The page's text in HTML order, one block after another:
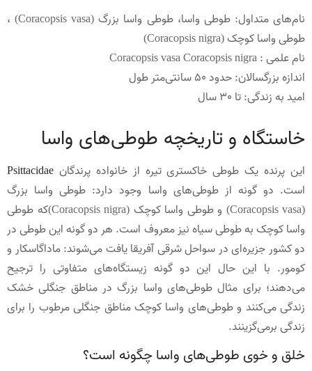
نام‌های متداول: طوطی واسا، طوطی واسا بزرگ (Coracopsis vasa) ،
طوطی واسا کوچک (Coracopsis nigra)
نام علمی : Coracopsis vasa Coracopsis nigra
اندازه بزرگسالان: حدود 50 سانتی‌متر طول
امید به زندگی: تا 30 سال
خاستگاه و تاریخچه طوطی‌های واسا
این پرنده یک طوطی خاکستری تیره از خانواده پرندگان Psittacidae
است. دو گونه از طوطی‌های واسا وجود دارد: طوطی واسا بزرگ
(Coracopsis vasa) و طوطی واسا کوچک (Coracopsis nigra)که طوطی
واسا کوچک به طوطی سیاه نیز معروف است. هر دو گونه این طوطی در
دو کشور جزیره‌ای در سواحل شرقی آفریقا یافت می‌شوند: ماداگاسکار و
کومور. با این حال این دو گونه زیستگاه‌های متفاوتی را ترجیح
می‌دهند؛ برای مثال طوطی‌های واسا بزرگ در مناطق جنگلی خشک
زندگی می‌کنند و طوطی‌های واسا کوچک مناطق جنگلی مرطوب را برای
زندگی برمی‌گزینند.
خلق ‌و خوی طوطی‌های واسا چگونه است؟